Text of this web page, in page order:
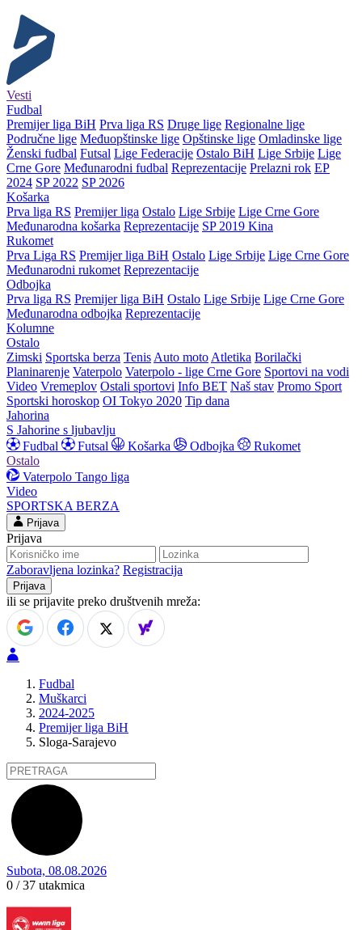
Vesti
Fudbal
Premijer liga BiH Prva liga RS Druge lige Regionalne lige
Područne lige Međuopštinske lige Opštinske lige Omladinske lige
Ženski fudbal Futsal Lige Federacije Ostalo BiH Lige Srbije Lige
Crne Gore Međunarodni fudbal Reprezentacije Prelazni rok EP
2024 SP 2022 SP 2026
Košarka
Prva liga RS Premijer liga Ostalo Lige Srbije Lige Crne Gore
Međunarodna košarka Reprezentacije SP 2019 Kina
Rukomet
Prva Liga RS Premijer liga BiH Ostalo Lige Srbije Lige Crne Gore
Međunarodni rukomet Reprezentacije
Odbojka
Prva liga RS Premijer liga BiH Ostalo Lige Srbije Lige Crne Gore
Međunarodna odbojka Reprezentacije
Kolumne
Ostalo
Zimski Sportska berza Tenis Auto moto Atletika Borilački
Planinarenje Vaterpolo Vaterpolo - lige Crne Gore Sportovi na vodi
Video Vremeplov Ostali sportovi Info BET Naš stav Promo Sport
Sportski horoskop OI Tokyo 2020 Tip dana
Jahorina
S Jahorine s ljubavlju
Fudbal
Futsal Košarka Odbojka
Rukomet
Ostalo
Vaterpolo Tango liga
Video
SPORTSKA BERZA
Prijava
Prijava
Zaboravljena lozinka? Registracija
ili se prijavite preko društvenih mreža:
Fudbal
Muškarci
2024-2025
Premijer liga BiH
Sloga-Sarajevo
Subota, 08.08.2026
0 / 37 utakmica